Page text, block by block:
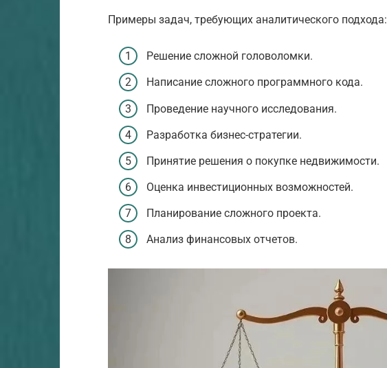
Примеры задач, требующих аналитического подхода:
Решение сложной головоломки.
Написание сложного программного кода.
Проведение научного исследования.
Разработка бизнес-стратегии.
Принятие решения о покупке недвижимости.
Оценка инвестиционных возможностей.
Планирование сложного проекта.
Анализ финансовых отчетов.